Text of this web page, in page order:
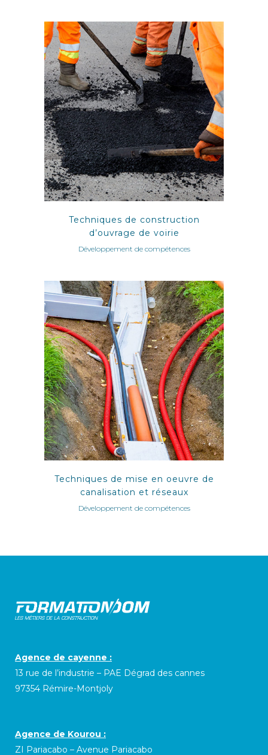
Techniques de construction
d’ouvrage de voirie
Développement de compétences
Techniques de mise en oeuvre de
canalisation et réseaux
Développement de compétences
Agence de cayenne :
13 rue de l’industrie – PAE Dégrad des cannes
97354 Rémire-Montjoly
Agence de Kourou :
ZI Pariacabo – Avenue Pariacabo